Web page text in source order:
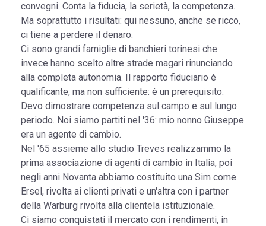
convegni. Conta la fiducia, la serietà, la competenza.
Ma soprattutto i risultati: qui nessuno, anche se ricco,
ci tiene a perdere il denaro.
Ci sono grandi famiglie di banchieri torinesi che
invece hanno scelto altre strade magari rinunciando
alla completa autonomia. Il rapporto fiduciario è
qualificante, ma non sufficiente: è un prerequisito.
Devo dimostrare competenza sul campo e sul lungo
periodo. Noi siamo partiti nel '36: mio nonno Giuseppe
era un agente di cambio.
Nel '65 assieme allo studio Treves realizzammo la
prima associazione di agenti di cambio in Italia, poi
negli anni Novanta abbiamo costituito una Sim come
Ersel, rivolta ai clienti privati e un'altra con i partner
della Warburg rivolta alla clientela istituzionale.
Ci siamo conquistati il mercato con i rendimenti, in